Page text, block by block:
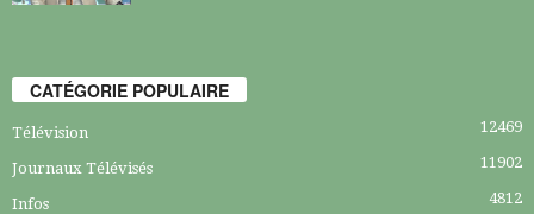
CATÉGORIE POPULAIRE
Télévision 12469
Journaux Télévisés 11902
Infos 4812